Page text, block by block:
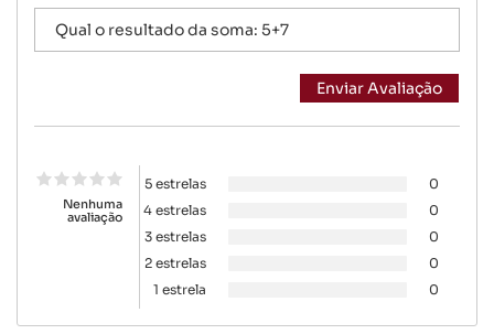
Nenhuma
avaliação
5 estrelas
0
4 estrelas
0
3 estrelas
0
2 estrelas
0
1 estrela
0